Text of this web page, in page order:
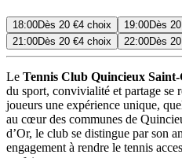
18:00Dès 20 €4 choix 19:00Dès
21:00Dès 20 €4 choix 22:00Dès
Le Tennis Club Quincieux
du sport, convivialité et partage se
joueurs une expérience unique,
au cœur des communes de
d’Or, le club se distingue par son
engagement à rendre le tennis